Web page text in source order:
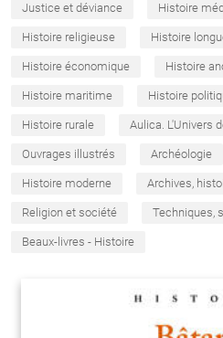
Justice et déviance Histoire
Histoire religieuse Histoire
Histoire économique Histoire
Histoire maritime Histoire
Histoire rurale Aulica. L'Univers
Ouvrages illustrés Archéologie
Histoire moderne Archives,
Religion et société Techniques,
Beaux-livres - Histoire